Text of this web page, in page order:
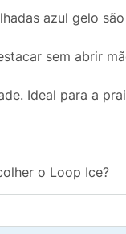
azul gelo
sem abrir
Ideal para a
o Loop Ice?